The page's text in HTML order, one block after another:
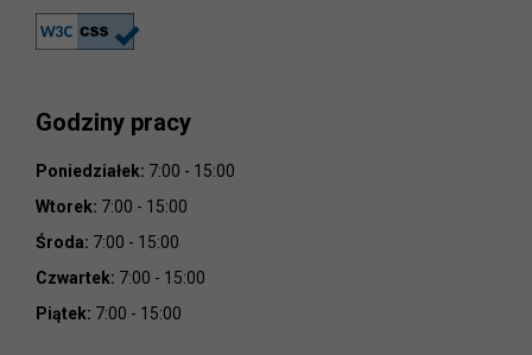
Godziny pracy
Poniedziałek: 7:00 - 15:00
Wtorek: 7:00 - 15:00
Środa: 7:00 - 15:00
Czwartek: 7:00 - 15:00
Piątek: 7:00 - 15:00